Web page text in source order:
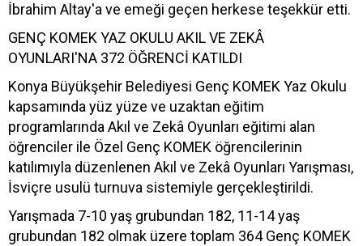
İbrahim Altay'a ve emeği geçen herkese teşekkür etti.
GENÇ KOMEK YAZ OKULU AKIL VE ZEKÂ
OYUNLARI'NA 372 ÖĞRENCİ KATILDI
Konya Büyükşehir Belediyesi Genç KOMEK Yaz Okulu
kapsamında yüz yüze ve uzaktan eğitim
programlarında Akıl ve Zekâ Oyunları eğitimi alan
öğrenciler ile Özel Genç KOMEK öğrencilerinin
katılımıyla düzenlenen Akıl ve Zekâ Oyunları Yarışması,
İsviçre usulü turnuva sistemiyle gerçekleştirildi.
Yarışmada 7-10 yaş grubundan 182, 11-14 yaş
grubundan 182 olmak üzere toplam 364 Genç KOMEK